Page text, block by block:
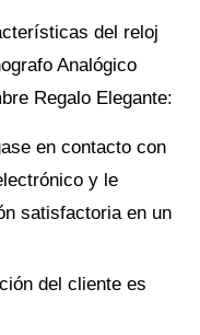
del reloj
Analógico
Regalo Elegante:
en contacto con
y le
satisfactoria en un
del cliente es